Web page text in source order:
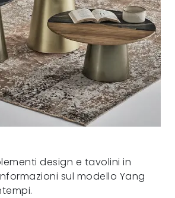
design e tavolini in
sul modello Yang